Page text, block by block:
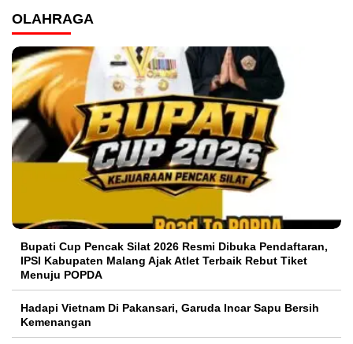
OLAHRAGA
Bupati Cup Pencak Silat 2026 Resmi Dibuka Pendaftaran,
IPSI Kabupaten Malang Ajak Atlet Terbaik Rebut Tiket
Menuju POPDA
Hadapi Vietnam Di Pakansari, Garuda Incar Sapu Bersih
Kemenangan